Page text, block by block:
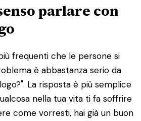
parlare con
frequenti che le persone si
è abbastanza serio da
La risposta è più semplice
nella tua vita ti fa soffrire
come vorresti, hai già un buon